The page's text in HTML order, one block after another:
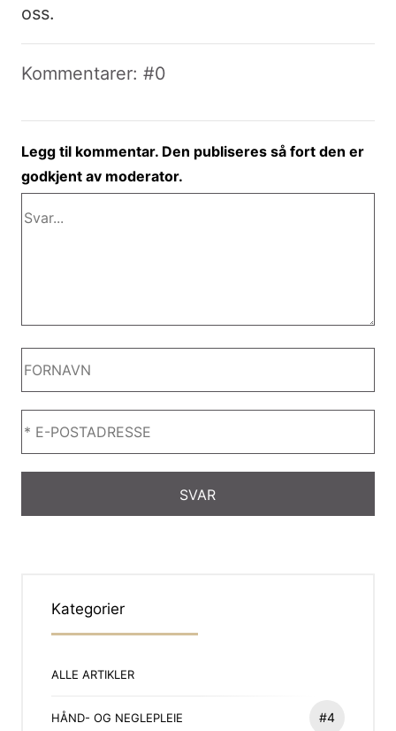
oss.
Kommentarer: #0
Legg til kommentar. Den publiseres så fort den er
godkjent av moderator.
Kategorier
ALLE ARTIKLER
HÅND- OG NEGLEPLEIE #4